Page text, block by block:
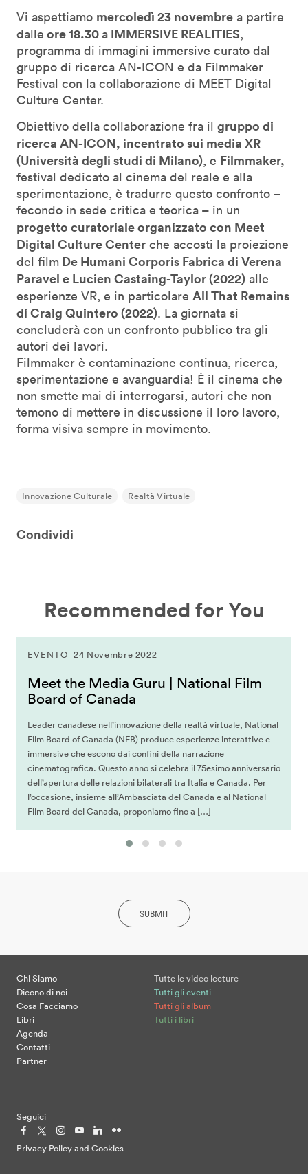
Vi aspettiamo mercoledì 23 novembre a partire
dalle ore 18.30 a IMMERSIVE REALITIES,
programma di immagini immersive curato dal
gruppo di ricerca AN-ICON e da Filmmaker
Festival con la collaborazione di MEET Digital
Culture Center.
Obiettivo della collaborazione fra il gruppo di
ricerca AN-ICON, incentrato sui media XR
(Università degli studi di Milano), e Filmmaker,
festival dedicato al cinema del reale e alla
sperimentazione, è tradurre questo confronto –
fecondo in sede critica e teorica – in un
progetto curatoriale organizzato con Meet
Digital Culture Center che accosti la proiezione
del film De Humani Corporis Fabrica di Verena
Paravel e Lucien Castaing-Taylor (2022) alle
esperienze VR, e in particolare All That Remains
di Craig Quintero (2022). La giornata si
concluderà con un confronto pubblico tra gli
autori dei lavori.
Filmmaker è contaminazione continua, ricerca,
sperimentazione e avanguardia! È il cinema che
non smette mai di interrogarsi, autori che non
temono di mettere in discussione il loro lavoro,
forma visiva sempre in movimento.
Innovazione Culturale Realtà Virtuale
Condividi
Recommended for You
EVENTO 24 Novembre 2022
Meet the Media Guru | National Film
Board of Canada
Leader canadese nell’innovazione della realtà virtuale, National
Film Board of Canada (NFB) produce esperienze interattive e
immersive che escono dai confini della narrazione
cinematografica. Questo anno si celebra il 75esimo anniversario
dell’apertura delle relazioni bilaterali tra Italia e Canada. Per
l’occasione, insieme all’Ambasciata del Canada e al National
Film Board del Canada, proponiamo fino a […]
SUBMIT
Chi Siamo
Dicono di noi
Cosa Facciamo
Libri
Agenda
Contatti
Partner
Tutte le video lecture
Tutti gli eventi
Tutti gli album
Tutti i libri
Seguici
Privacy Policy and Cookies